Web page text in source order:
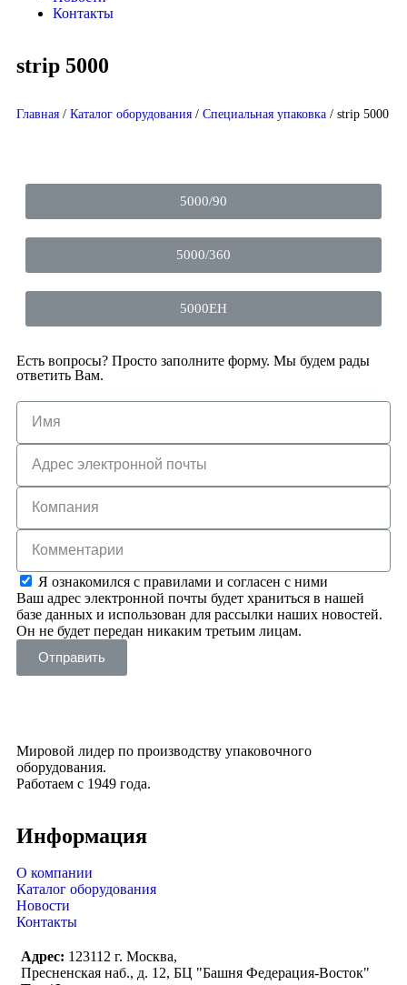
Контакты
strip 5000
Главная / Каталог оборудования / Специальная упаковка / strip 5000
5000/90
5000/360
5000EH
Есть вопросы? Просто заполните форму. Мы будем рады
ответить Вам.
Я ознакомился с правилами и согласен с ними
Ваш адрес электронной почты будет храниться в нашей
базе данных и использован для рассылки наших новостей.
Он не будет передан никаким третьим лицам.
Отправить
Мировой лидер по производству упаковочного
оборудования.
Работаем с 1949 года.
Информация
О компании
Каталог оборудования
Новости
Контакты
Адрес: 123112 г. Москва,
Пресненская наб., д. 12, БЦ "Башня Федерация-Восток"